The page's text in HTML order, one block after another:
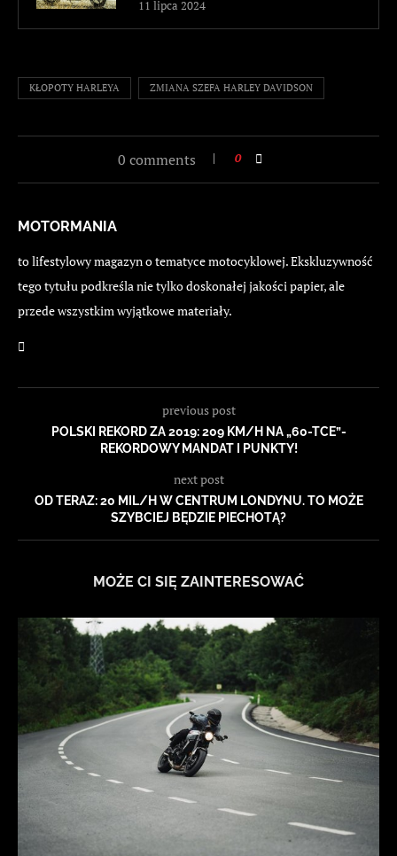
11 lipca 2024
KŁOPOTY HARLEYA ZMIANA SZEFA HARLEY DAVIDSON
0 comments 0
MOTORMANIA
to lifestylowy magazyn o tematyce motocyklowej. Ekskluzywność
tego tytułu podkreśla nie tylko doskonałej jakości papier, ale
przede wszystkim wyjątkowe materiały.
previous post
POLSKI REKORD ZA 2019: 209 KM/H NA „60-TCE”-
REKORDOWY MANDAT I PUNKTY!
next post
OD TERAZ: 20 MIL/H W CENTRUM LONDYNU. TO MOŻE
SZYBCIEJ BĘDZIE PIECHOTĄ?
MOŻE CI SIĘ ZAINTERESOWAĆ